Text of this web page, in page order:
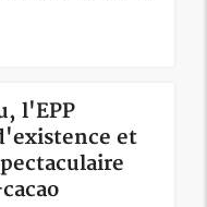
l'EPP
et